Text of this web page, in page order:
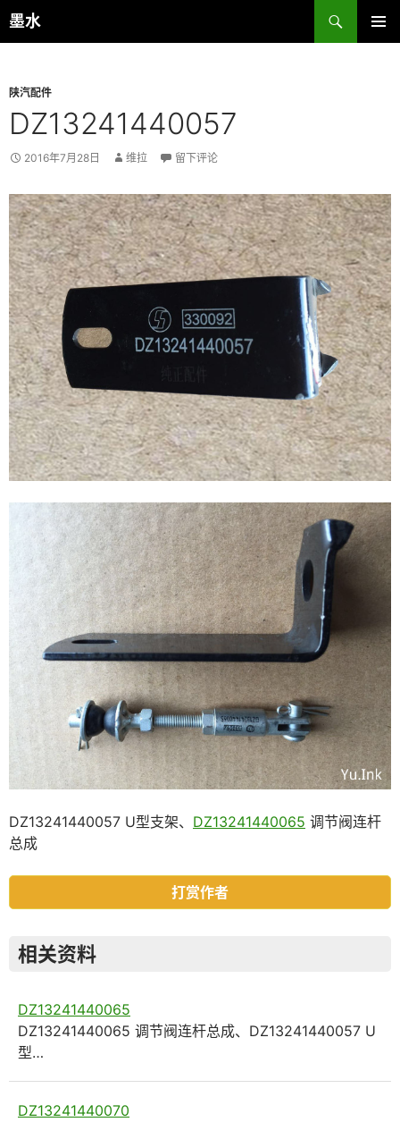
跳
至
墨水
搜
索
陕汽配件
DZ13241440057
2016年7月28日 维拉 留下评论
DZ13241440057 U型支架、 DZ13241440065 调节阀连杆
总成
打赏作者
相关资料
DZ13241440065
DZ13241440065 调节阀连杆总成、DZ13241440057 U
型…
DZ13241440070